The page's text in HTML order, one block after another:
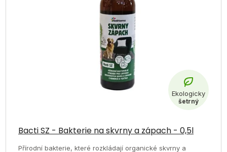
Bacti SZ - Bakterie na skvrny a zápach - 0,5l
hodnocení
produktu
Přírodní bakterie, které rozkládají organické skvrny a